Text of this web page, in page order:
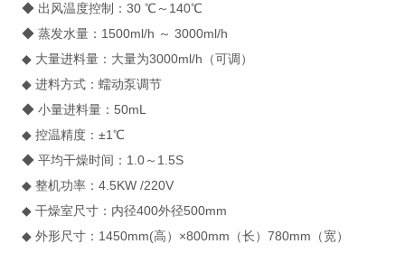
◆ 出风温度控制：30 ℃～140℃
◆ 蒸发水量：1500ml/h ～ 3000ml/h
◆ 大量进料量：大量为3000ml/h（可调）
◆ 进料方式：蠕动泵调节
◆ 小量进料量：50mL
◆ 控温精度：±1℃
◆ 平均干燥时间：1.0～1.5S
◆ 整机功率：4.5KW /220V
◆ 干燥室尺寸：内径400外径500mm
◆ 外形尺寸：1450mm(高）×800mm（长）780mm（宽）